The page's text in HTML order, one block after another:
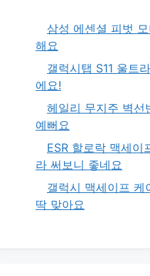
삼성 에센셜 피벗
해요
갤럭시탭 S11 울트
에요!
헤일리 무지주 벽선
예뻐요
ESR 할로락 맥세이
라 써보니 좋네요
갤럭시 맥세이프 케
딱 맞아요